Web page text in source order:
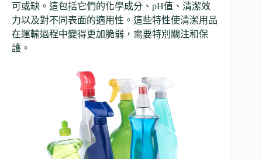
可或缺。這包括它們的化學成分、pH值、清潔效
力以及對不同表面的適用性。這些特性使清潔用品
在運輸過程中變得更加脆弱，需要特別關注和保
護。